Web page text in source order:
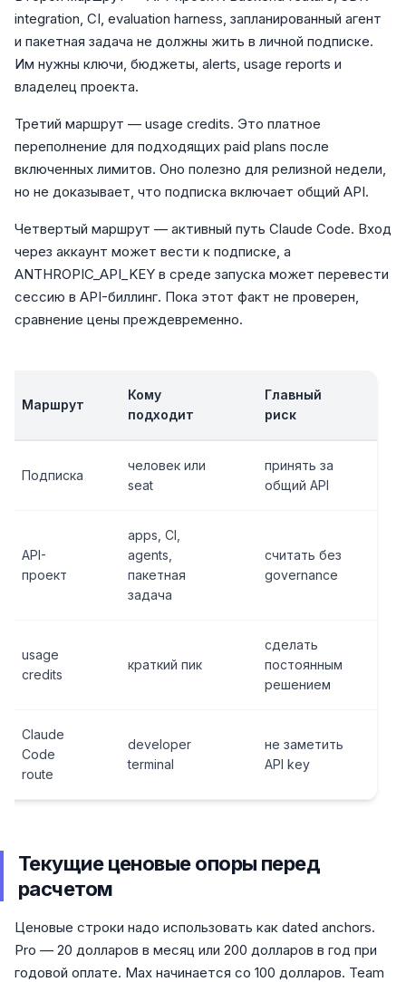
integration, CI, evaluation harness, запланированный агент
и пакетная задача не должны жить в личной подписке.
Им нужны ключи, бюджеты, alerts, usage reports и
владелец проекта.
Третий маршрут — usage credits. Это платное
переполнение для подходящих paid plans после
включенных лимитов. Оно полезно для релизной недели,
но не доказывает, что подписка включает общий API.
Четвертый маршрут — активный путь Claude Code. Вход
через аккаунт может вести к подписке, а
ANTHROPIC_API_KEY в среде запуска может перевести
сессию в API-биллинг. Пока этот факт не проверен,
сравнение цены преждевременно.
Маршрут
Кому
подходит
Главный
риск
Подписка
человек или
seat
принять за
общий API
API-
проект
apps, CI,
agents,
пакетная
задача
считать без
governance
usage
credits
краткий пик
сделать
постоянным
решением
Claude
Code
route
developer
terminal
не заметить
API key
Текущие ценовые опоры перед
расчетом
Ценовые строки надо использовать как dated anchors.
Pro — 20 долларов в месяц или 200 долларов в год при
годовой оплате. Max начинается со 100 долларов. Team